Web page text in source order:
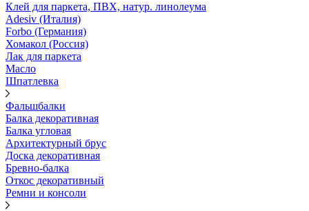
Клей для паркета, ПВХ, натур. линолеума
Adesiv (Италия)
Forbo (Германия)
Хомакол (Россия)
Лак для паркета
Масло
Шпатлевка
Фальшбалки
Балка декоративная
Балка угловая
Архитектурный брус
Доска декоративная
Бревно-балка
Откос декоративный
Ремни и консоли